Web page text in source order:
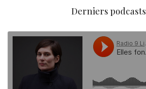
Derniers podcasts